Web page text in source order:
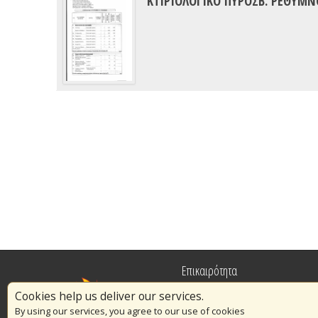
Cookies help us deliver our services.
By using our services, you agree to our use of cookies
Επικαιρότητα
Πυρασφάλεια